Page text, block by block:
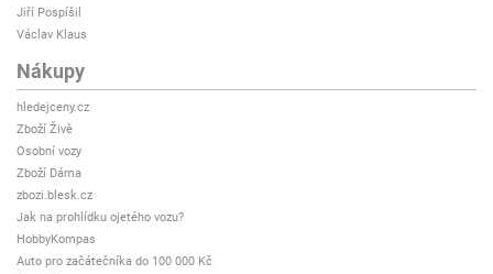
Jiří Pospíšil
Václav Klaus
Nákupy
hledejceny.cz
Zboží Živě
Osobní vozy
Zboží Dáma
zbozi.blesk.cz
Jak na prohlídku ojetého vozu?
HobbyKompas
Auto pro začátečníka do 100 000 Kč